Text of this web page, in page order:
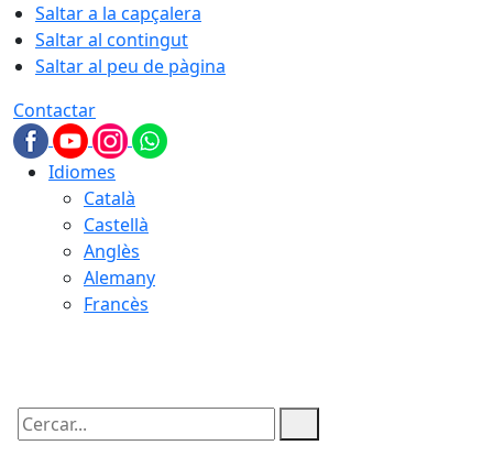
Saltar a la capçalera
Saltar al contingut
Saltar al peu de pàgina
Contactar
Idiomes
Català
Castellà
Anglès
Alemany
Francès
Cercar: